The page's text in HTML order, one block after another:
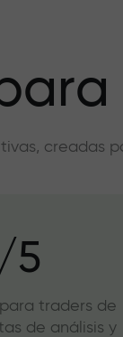
creadas
5
traders de
de análisis y